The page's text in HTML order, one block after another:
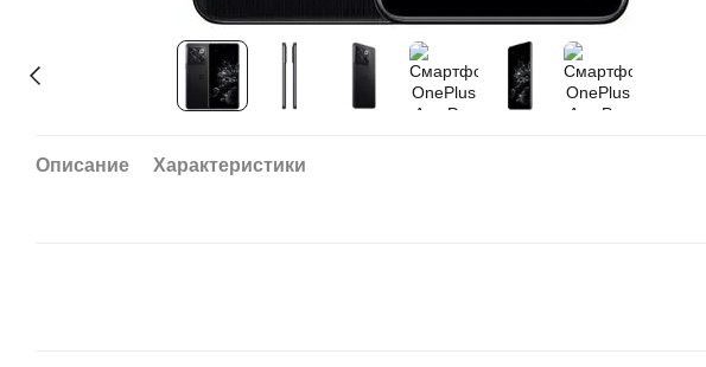
Описание Характеристики